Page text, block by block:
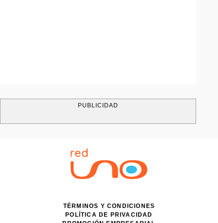
PUBLICIDAD
TÉRMINOS Y CONDICIONES
POLÍTICA DE PRIVACIDAD